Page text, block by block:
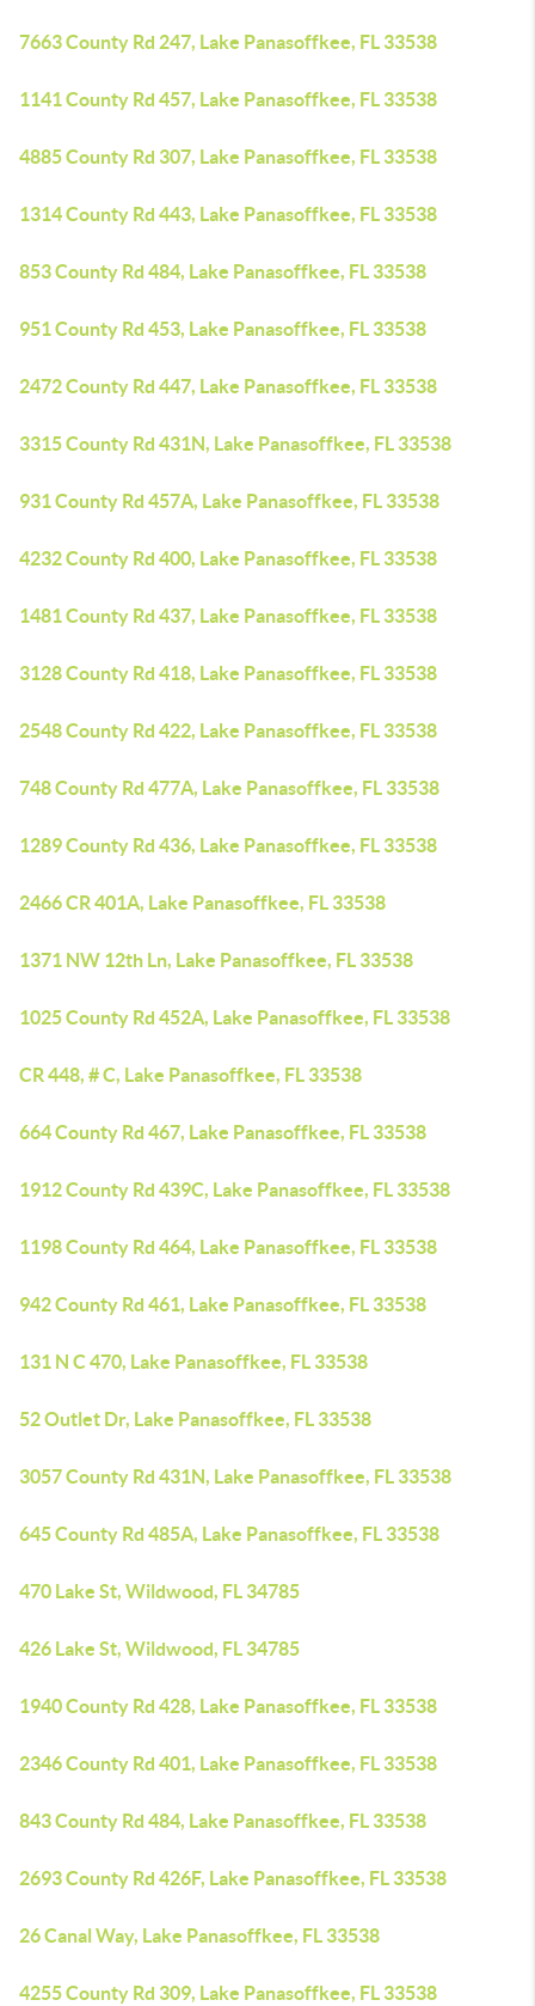
7663 County Rd 247, Lake Panasoffkee, FL 33538
1141 County Rd 457, Lake Panasoffkee, FL 33538
4885 County Rd 307, Lake Panasoffkee, FL 33538
1314 County Rd 443, Lake Panasoffkee, FL 33538
853 County Rd 484, Lake Panasoffkee, FL 33538
951 County Rd 453, Lake Panasoffkee, FL 33538
2472 County Rd 447, Lake Panasoffkee, FL 33538
3315 County Rd 431N, Lake Panasoffkee, FL 33538
931 County Rd 457A, Lake Panasoffkee, FL 33538
4232 County Rd 400, Lake Panasoffkee, FL 33538
1481 County Rd 437, Lake Panasoffkee, FL 33538
3128 County Rd 418, Lake Panasoffkee, FL 33538
2548 County Rd 422, Lake Panasoffkee, FL 33538
748 County Rd 477A, Lake Panasoffkee, FL 33538
1289 County Rd 436, Lake Panasoffkee, FL 33538
2466 CR 401A, Lake Panasoffkee, FL 33538
1371 NW 12th Ln, Lake Panasoffkee, FL 33538
1025 County Rd 452A, Lake Panasoffkee, FL 33538
CR 448, # C, Lake Panasoffkee, FL 33538
664 County Rd 467, Lake Panasoffkee, FL 33538
1912 County Rd 439C, Lake Panasoffkee, FL 33538
1198 County Rd 464, Lake Panasoffkee, FL 33538
942 County Rd 461, Lake Panasoffkee, FL 33538
131 N C 470, Lake Panasoffkee, FL 33538
52 Outlet Dr, Lake Panasoffkee, FL 33538
3057 County Rd 431N, Lake Panasoffkee, FL 33538
645 County Rd 485A, Lake Panasoffkee, FL 33538
470 Lake St, Wildwood, FL 34785
426 Lake St, Wildwood, FL 34785
1940 County Rd 428, Lake Panasoffkee, FL 33538
2346 County Rd 401, Lake Panasoffkee, FL 33538
843 County Rd 484, Lake Panasoffkee, FL 33538
2693 County Rd 426F, Lake Panasoffkee, FL 33538
26 Canal Way, Lake Panasoffkee, FL 33538
4255 County Rd 309, Lake Panasoffkee, FL 33538